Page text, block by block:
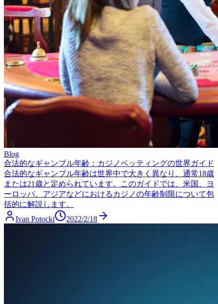
Blog
合法的なギャンブル年齢：カジノベッティングの世界ガイド
合法的なギャンブル年齢は世界中で大きく異なり、通常18歳
または21歳と定められています。このガイドでは、米国、ヨ
ーロッパ、アジアなどにおけるカジノの年齢制限について包
括的に解説します。
Ivan Potocki
2022/2/18